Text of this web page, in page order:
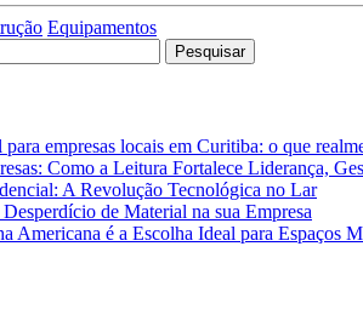
Equipamentos
empresas locais em Curitiba: o que
Como a Leitura Fortalece Liderança,
A Revolução Tecnológica no Lar
de Material na sua Empresa
Americana é a Escolha Ideal para Espaços